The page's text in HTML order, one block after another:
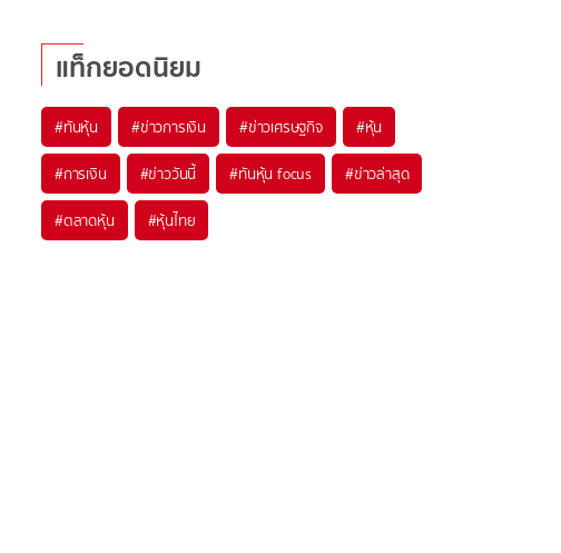
แท็กยอดนิยม
#ทันหุ้น #ข่าวการเงิน #ข่าวเศรษฐกิจ #หุ้น
#การเงิน #ข่าววันนี้ #ทันหุ้น focus #ข่าวล่าสุด
#ตลาดหุ้น #หุ้นไทย